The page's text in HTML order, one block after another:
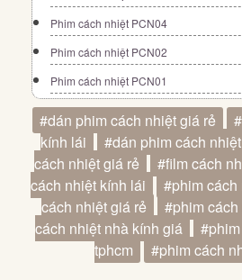
Phim cách nhiệt PCN04
Phim cách nhiệt PCN02
Phim cách nhiệt PCN01
#dán phim cách nhiệt giá rẻ
kính lái
#dán phim cách
cách nhiệt giá rẻ
#film cách
cách nhiệt kính lái
#phim
cách nhiệt giá rẻ
#phim
cách nhiệt nhà kính giá
tphcm
#phim cách